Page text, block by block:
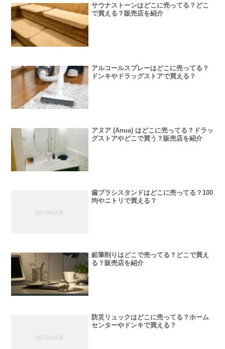
サウナストーンはどこに売ってる？どこ
で買える？販売店を紹介
アルコールスプレーはどこに売ってる？
ドンキやドラッグストアで買える？
アヌア (Anua) はどこに売ってる？ドラッ
グストアやどこで買う？販売店を紹介
歯ブラシスタンドはどこに売ってる？100
均やニトリで買える？
鉛筆削りはどこで売ってる？どこで買え
る？販売店を紹介
防災リュックはどこに売ってる？ホーム
センターやドンキで買える？